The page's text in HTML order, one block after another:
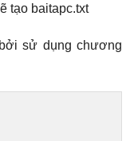
tạo baitapc.txt
sử dụng chương